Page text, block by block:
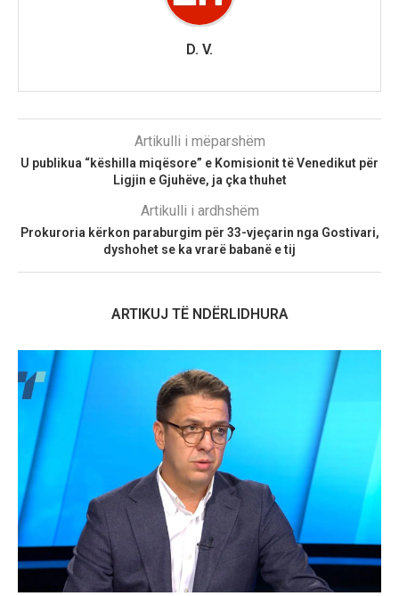
D. V.
Artikulli i mëparshëm
U publikua “këshilla miqësore” e Komisionit të Venedikut për
Ligjin e Gjuhëve, ja çka thuhet
Artikulli i ardhshëm
Prokuroria kërkon paraburgim për 33-vjeçarin nga Gostivari,
dyshohet se ka vrarë babanë e tij
ARTIKUJ TË NDËRLIDHURA